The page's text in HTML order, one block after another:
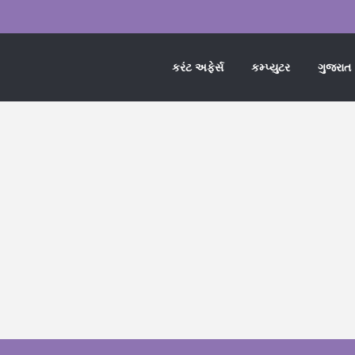
કરંટ અફેર્સ કમ્પ્યુટર ગુજરાત